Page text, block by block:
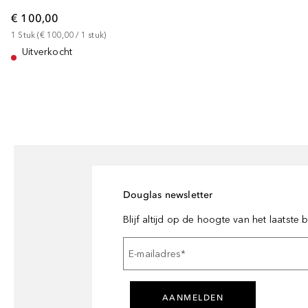
€ 100,00
1 Stuk (€ 100,00 / 1 stuk)
Uitverkocht
Douglas newsletter
Blijf altijd op de hoogte van het laatste
E-mailadres*
AANMELDEN